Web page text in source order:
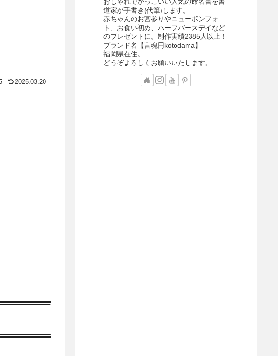
2025.03.20
道家が手書き(代筆)します。
赤ちゃんのお宮参りやニューボンフォ
ト、お食い初め、ハーフバースデイなど
のプレゼントに。制作実績2385人以上！
ブランド名【言魂円kotodama】
福岡県在住。
どうぞよろしくお願いいたします。